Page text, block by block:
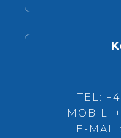
TEL:
MOBIL:
E-MAIL: